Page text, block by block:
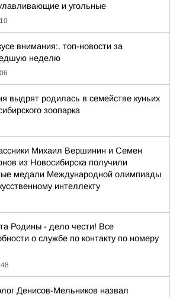
и угольные
внимания:. топ-новости за
неделю
выдрят родилась в семействе куньих
зоопарка
Михаил Вершинин и Семен
из Новосибирска получили
медали Международной олимпиады
интеллекту
Родины - дело чести! Все
о службе по контакту по номеру
Денисов-Мельников назвал